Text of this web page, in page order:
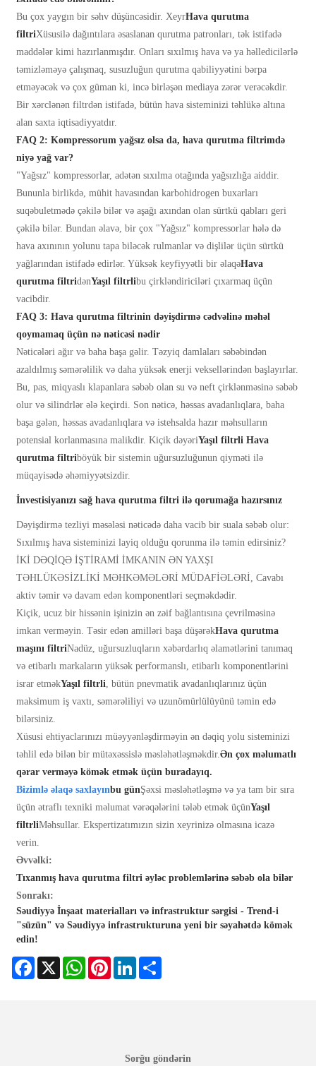
Bu çox yaygın bir səhv düşüncəsidir. XeyrHava qurutma
filtriXüsusilə dağıntılara əsaslanan qurutma patronları, tək istifadə
maddələr kimi hazırlanmışdır. Onları sıxılmış hava və ya həlledicilərlə
təmizləməyə çalışmaq, susuzluğun qurutma qabiliyyətini bərpa
etməyəcək və çox güman ki, incə birləşən mediaya zərər verəcəkdir.
Bir xərclənən filtrdən istifadə, bütün hava sisteminizi təhlükə altına
alan saxta iqtisadiyyatdır.
FAQ 2: Kompressorum yağsız olsa da, hava qurutma filtrimdə
niyə yağ var?
"Yağsız" kompressorlar, adətən sıxılma otağında yağsızlığa aiddir.
Bununla birlikdə, mühit havasından karbohidrogen buxarları
suqəbuletmədə çəkilə bilər və aşağı axından olan sürtkü qabları geri
çəkilə bilər. Bundan əlavə, bir çox "Yağsız" kompressorlar hələ də
hava axınının yolunu tapa biləcək rulmanlar və dişlilər üçün sürtkü
yağlarından istifadə edirlər. Yüksək keyfiyyətli bir əlaqəHava
qurutma filtridənYaşıl filtrlibu çirkləndiriciləri çıxarmaq üçün
vacibdir.
FAQ 3: Hava qurutma filtrinin dəyişdirmə cədvəlinə məhəl
qoymamaq üçün nə nəticəsi nədir
Nəticələri ağır və baha başa gəlir. Təzyiq damlaları səbəbindən
azaldılmış səmərəlilik və daha yüksək enerji veksellərindən başlayırlar.
Bu, pas, miqyaslı klapanlara səbəb olan su və neft çirklənməsinə səbəb
olur və silindrlər ələ keçirdi. Son nəticə, həssas avadanlıqlara, baha
başa gələn, həssas avadanlıqlara və istehsalda hazır məhsulların
potensial korlanmasına malikdir. Kiçik dəyəriYaşıl filtrli Hava
qurutma filtriböyük bir sistemin uğursuzluğunun qiyməti ilə
müqayisədə əhəmiyyətsizdir.
İnvestisiyanızı sağ hava qurutma filtri ilə qorumağa hazırsınız
Dəyişdirmə tezliyi məsələsi nəticədə daha vacib bir suala səbəb olur:
Sıxılmış hava sisteminizi layiq olduğu qorunma ilə təmin edirsiniz?
İKİ DƏQİQƏ İŞTİRAMİ İMKANIN ƏN YAXŞI
TƏHLÜKƏSİZLİKİ MƏHKƏMƏLƏRİ MÜDAFİƏLƏRİ, Cavabı
aktiv təmir və davam edən komponentləri seçməkdədir.
Kiçik, ucuz bir hissənin işinizin ən zəif bağlantısına çevrilməsinə
imkan verməyin. Təsir edən amilləri başa düşərəkHava qurutma
maşını filtriNadüz, uğursuzluqların xəbərdarlıq əlamətlərini tanımaq
və etibarlı markaların yüksək performanslı, etibarlı komponentlərini
israr etməkYaşıl filtrli , bütün pnevmatik avadanlıqlarınız üçün
maksimum iş vaxtı, səmərəliliyi və uzunömürlülüyünü təmin edə
bilərsiniz.
Xüsusi ehtiyaclarınızı müəyyənləşdirməyin ən dəqiq yolu sisteminizi
təhlil edə bilən bir mütəxəssislə məsləhətləşməkdir.Ən çox məlumatlı
qərar verməyə kömək etmək üçün buradayıq.
Bizimlə əlaqə saxlayınbu günŞəxsi məsləhətləşmə və ya tam bir sıra
üçün ətraflı texniki məlumat vərəqələrini tələb etmək üçünYaşıl
filtrliMəhsullar. Ekspertizatımızın sizin xeyrinizə olmasına icazə
verin.
Əvvəlki:
Tıxanmış hava qurutma filtri əyləc problemlərinə səbəb ola bilər
Sonrakı:
Səudiyyə İnşaat materialları və infrastruktur sərgisi - Trend-i
"süzün" və Səudiyyə infrastrukturuna yeni bir səyahətdə kömək
edin!
Facebook
X WhatsAppPinterestLinkedIn
Sorğu göndərin